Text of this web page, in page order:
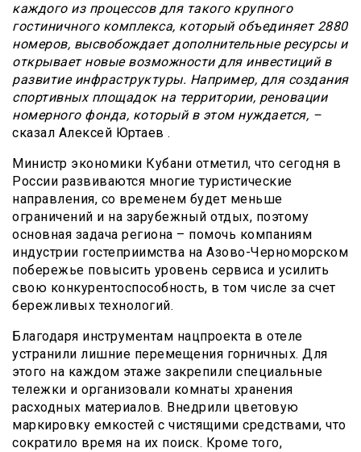
каждого из процессов для такого крупного
гостиничного комплекса, который объединяет 2880
номеров, высвобождает дополнительные ресурсы и
открывает новые возможности для инвестиций в
развитие инфраструктуры. Например, для создания
спортивных площадок на территории, реновации
номерного фонда, который в этом нуждается, –
сказал Алексей Юртаев .
Министр экономики Кубани отметил, что сегодня в
России развиваются многие туристические
направления, со временем будет меньше
ограничений и на зарубежный отдых, поэтому
основная задача региона – помочь компаниям
индустрии гостеприимства на Азово-Черноморском
побережье повысить уровень сервиса и усилить
свою конкурентоспособность, в том числе за счет
бережливых технологий.
Благодаря инструментам нацпроекта в отеле
устранили лишние перемещения горничных. Для
этого на каждом этаже закрепили специальные
тележки и организовали комнаты хранения
расходных материалов. Внедрили цветовую
маркировку емкостей с чистящими средствами, что
сократило время на их поиск. Кроме того,